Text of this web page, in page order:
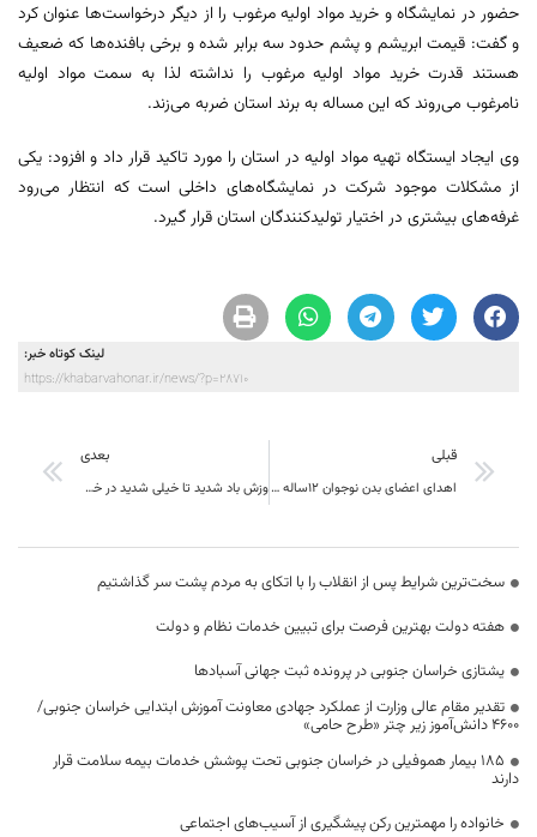
حضور در نمایشگاه و خرید مواد اولیه مرغوب را از دیگر درخواست‌ها عنوان کرد
و گفت: قیمت ابریشم و پشم حدود سه برابر شده و برخی بافنده‌ها که ضعیف
هستند قدرت خرید مواد اولیه مرغوب را نداشته لذا به سمت مواد اولیه
نامرغوب می‌روند که این مساله به برند استان ضربه می‌زند.
وی ایجاد ایستگاه تهیه مواد اولیه در استان را مورد تاکید قرار داد و افزود: یکی
از مشکلات موجود شرکت در نمایشگاه‌های داخلی است که انتظار می‌رود
غرفه‌های بیشتری در اختیار تولیدکنندگان استان قرار گیرد.
لینک کوتاه خبر:
https://khabarvahonar.ir/news/?p=28710
قبلی
اهدای اعضای بدن نوجوان ۱۲ساله بیرجندی، به ۶بیمار نیازمند پیوند عضو، جان دوباره بخشید.
بعدی
وزش باد شدید تا خیلی شدید در خراسان جنوبی
سخت‌ترین شرایط پس از انقلاب را با اتکای به مردم پشت سر گذاشتیم
هفته دولت بهترین فرصت برای تبیین خدمات نظام و دولت
یشتازی خراسان جنوبی در پرونده ثبت جهانی آسبادها
تقدیر مقام عالی وزارت از عملکرد جهادی معاونت آموزش ابتدایی خراسان جنوبی/
۴۶۰۰ دانش‌آموز زیر چتر «طرح حامی»
۱۸۵ بیمار هموفیلی در خراسان جنوبی تحت پوشش خدمات بیمه سلامت قرار
دارند
خانواده را مهمترین رکن پیشگیری از آسیب‌های اجتماعی